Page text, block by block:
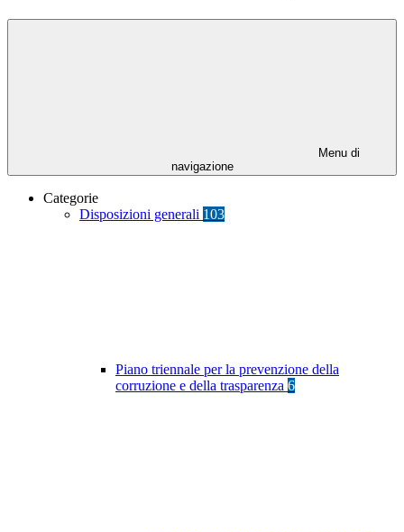
Menu di
navigazione
Categorie
Disposizioni generali 103
Piano triennale per la prevenzione della
corruzione e della trasparenza 6